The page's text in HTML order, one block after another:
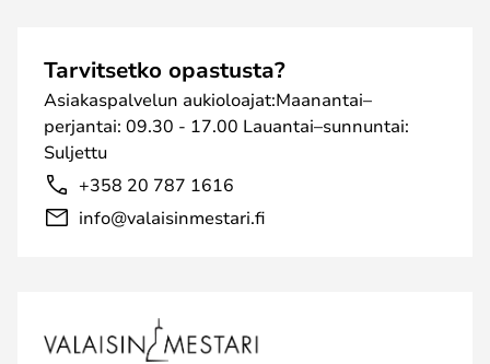
Tarvitsetko opastusta?
Asiakaspalvelun aukioloajat:Maanantai–
perjantai: 09.30 - 17.00 Lauantai–sunnuntai:
Suljettu
+358 20 787 1616
info@valaisinmestari.fi